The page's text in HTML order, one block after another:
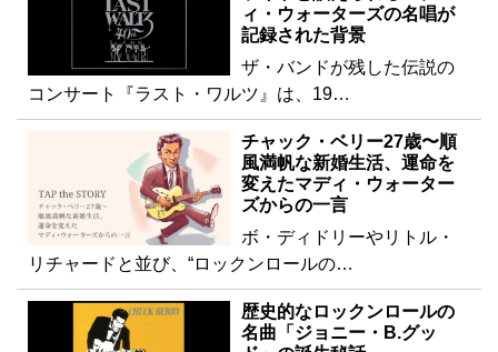
ィ・ウォーターズの名唱が
記録された背景
ザ・バンドが残した伝説の
コンサート『ラスト・ワルツ』は、19…
チャック・ベリー27歳〜順
風満帆な新婚生活、運命を
変えたマディ・ウォーター
ズからの一言
ボ・ディドリーやリトル・
リチャードと並び、“ロックンロールの…
歴史的なロックンロールの
名曲「ジョニー・B.グッ